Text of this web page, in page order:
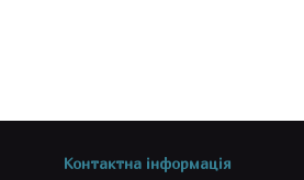
Контактна інформація